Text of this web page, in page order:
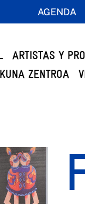
AGENDA
ARTISTAS Y
ZENTROA